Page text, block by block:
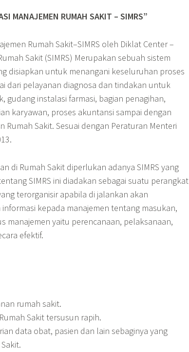
MANAJEMEN RUMAH SAKIT – SIMRS”
Rumah Sakit–SIMRS oleh Diklat Center –
Sakit (SIMRS) Merupakan sebuah sistem
disiapkan untuk menangani keseluruhan proses
dari pelayanan diagnosa dan tindakan untuk
gudang instalasi farmasi, bagian penagihan,
karyawan, proses akuntansi sampai dengan
Rumah Sakit. Sesuai dengan Peraturan Menteri
di Rumah Sakit diperlukan adanya SIMRS yang
SIMRS ini diadakan sebagai suatu perangkat
terorganisir apabila di jalankan akan
kepada manajemen tentang masukan,
manajemen yaitu perencanaan, pelaksanaan,
efektif.
rumah sakit.
Sakit tersusun rapih.
data obat, pasien dan lain sebaginya yang